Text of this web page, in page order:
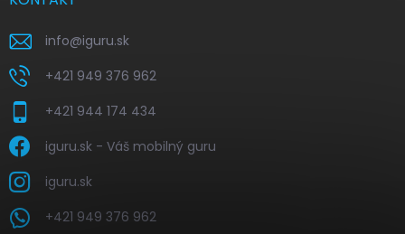
info@iguru.sk
+421 949 376 962
+421 944 174 434
iguru.sk - Váš mobilný guru
iguru.sk
+421 949 376 962